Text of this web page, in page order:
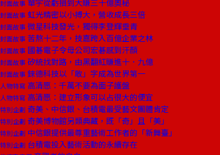
封面故事 華宇從虧損到大賺三十億奧秘
封面故事 虹光精密以小搏大，營收成長三倍
封面故事 微星科技發光，獨得李登輝垂青
封面故事 苦熬十二年，技嘉跨入百億企業之林
封面故事 國碁電子令母公司宏碁感到汗顏
封面故事 矽統找對路，由黑翻紅賺進十．九億
封面故事 錸德科技以「敢」字成為世界第一
人物特寫 高清愿：千萬不要為面子護盤
人物特寫 高清愿：建立形象可以占很大的便宜
特別企劃 奇美、中信銀、台積電最受藝文團體肯定
特別企劃 奇美博物館另類典藏，既「奇」且「美」
特別企劃 中信銀提供最尊重藝術工作者的「新舞臺」
特別企劃 台積電投入藝術活動的永續存在